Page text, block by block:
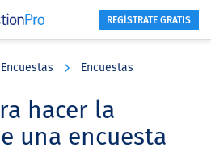
REGÍSTRATE GRATIS
Encuestas
hacer la
una encuesta